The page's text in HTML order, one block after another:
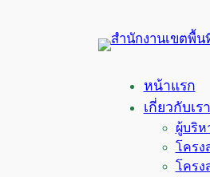
หน้าแรก
เกี่ยวกับเรา
ผู้บริ
โครง
โครง